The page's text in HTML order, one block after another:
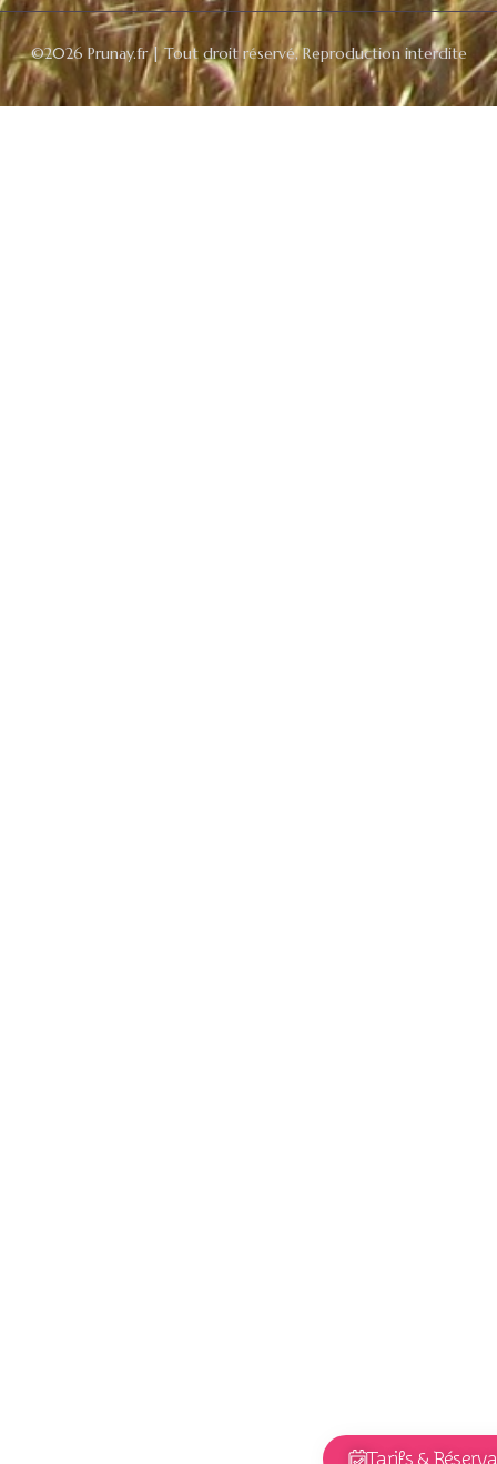
©2026 Prunay.fr | Tout droit réservé, Reproduction interdite
Tarifs &